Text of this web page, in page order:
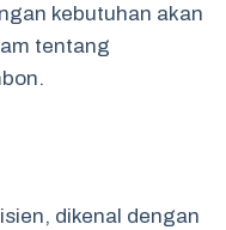
kebutuhan akan
tentang
dikenal dengan